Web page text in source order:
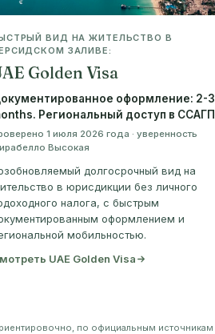
ВИД НА ЖИТЕЛЬСТВО В
ЗАЛИВЕ:
Golden Visa
оформление: 2-3
Региональный доступ в
1 июля 2026 года · уверенность
Высокая
долгосрочный вид на
в юрисдикции без личного
налога, с быстрым
оформлением и
мобильностью.
UAE Golden Visa
по официальным источникам